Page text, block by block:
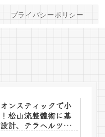
プライバシーポリシー
ンスティックで小
松山流整體術に基
計、テラヘルツ素